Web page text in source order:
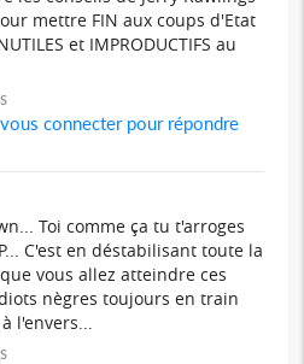
mettre FIN aux coups d'Etat
et IMPRODUCTIFS au
connecter pour répondre
Toi comme ça tu t'arroges
C'est en déstabilisant toute la
vous allez atteindre ces
nègres toujours en train
l'envers...